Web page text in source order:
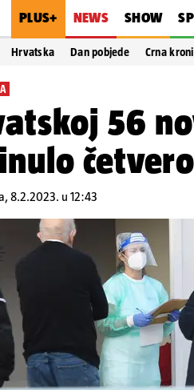
PLUS+ NEWS SHOW
Hrvatska Dan pobjede Crna
56
8.2.2023. u 12:43